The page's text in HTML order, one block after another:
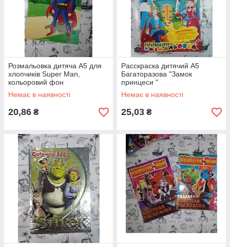
Розмальовка дитяча А5 для
хлопчиків Super Man,
кольоровий фон
Немає в наявності
20,86 ₴
Расскраска дитячий А5
Багаторазова "Замок
принцеси "
Немає в наявності
25,03 ₴